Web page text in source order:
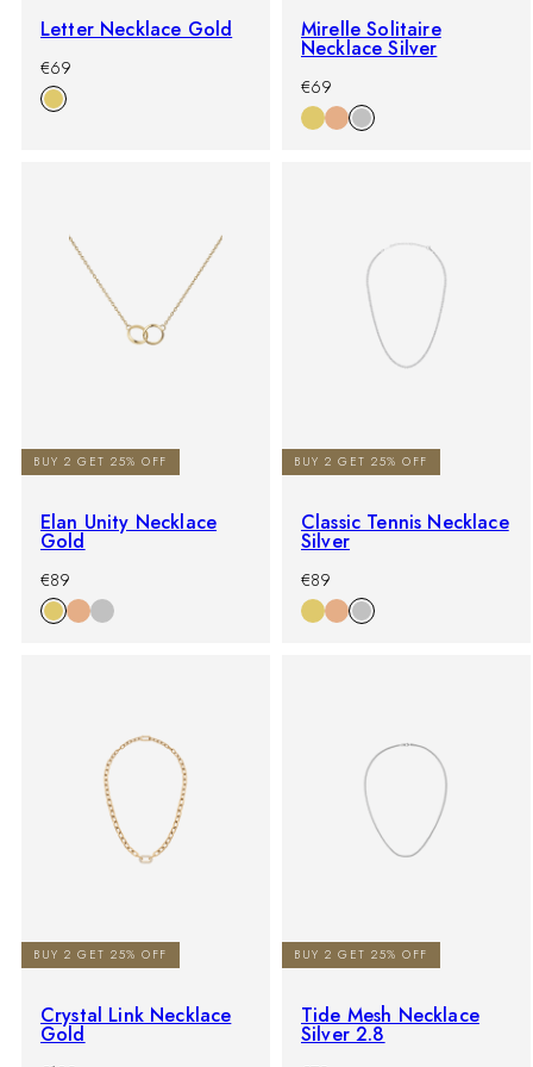
Letter Necklace Gold
-
%
Prezzo
di
listino
€69
Mirelle Solitaire
Necklace Silver
-
%
Prezzo
di
listino
€69
BUY 2 GET 25% OFF
Elan Unity Necklace
Gold
-
%
Prezzo
di
listino
€89
BUY 2 GET 25% OFF
Classic Tennis Necklace
Silver
-
%
Prezzo
di
listino
€89
BUY 2 GET 25% OFF
Crystal Link Necklace
Gold
BUY 2 GET 25% OFF
Tide Mesh Necklace
Silver 2.8